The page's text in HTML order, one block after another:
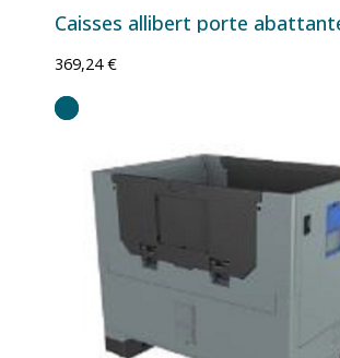
369,24 €